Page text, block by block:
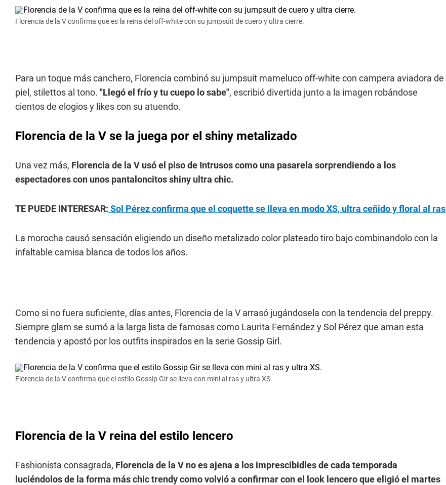
Florencia de la V confirma que es la reina del off-white con su jumpsuit de cuero y ultra cierre.
Para un toque más canchero, Florencia combinó su jumpsuit mameluco off-white con campera aviadora de
piel, stilettos al tono. "Llegó el frío y tu cuepo lo sabe", escribió divertida junto a la imagen robándose
cientos de elogios y likes con su atuendo.
Florencia de la V se la juega por el shiny metalizado
Una vez más, Florencia de la V usó el piso de Intrusos como una pasarela sorprendiendo a los
espectadores con unos pantaloncitos shiny ultra chic.
TE PUEDE INTERESAR: Sol Pérez confirma que el coquette se lleva en modo XS, ultra ceñido y floral al ras
La morocha causó sensación eligiendo un diseño metalizado color plateado tiro bajo combinandolo con la
infaltable camisa blanca de todos los años.
Como si no fuera suficiente, días antes, Florencia de la V arrasó jugándosela con la tendencia del preppy.
Siempre glam se sumó a la larga lista de famosas como Laurita Fernández y Sol Pérez que aman esta
tendencia y apostó por los outfits inspirados en la serie Gossip Girl.
Florencia de la V confirma que el estilo Gossip Gir se lleva con mini al ras y ultra XS.
Florencia de la V reina del estilo lencero
Fashionista consagrada, Florencia de la V no es ajena a los imprescibidles de cada temporada
luciéndolos de la forma más chic trendy como volvió a confirmar con el look lencero que eligió el martes